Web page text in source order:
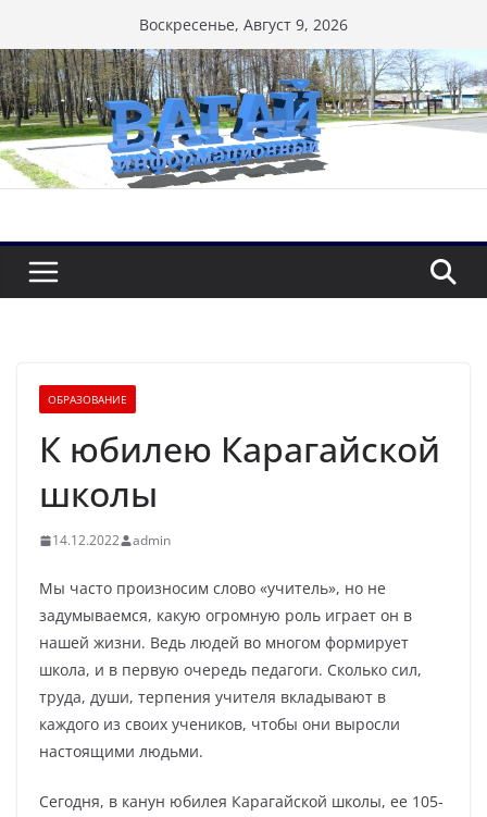
к
содержимому
Воскресенье, Август 9, 2026
ОБРАЗОВАНИЕ
К юбилею Карагайской
школы
14.12.2022 admin
Мы часто произносим слово «учитель», но не
задумываемся, какую огромную роль играет он в
нашей жизни. Ведь людей во многом формирует
школа, и в первую очередь педагоги. Сколько сил,
труда, души, терпения учителя вкладывают в
каждого из своих учеников, чтобы они выросли
настоящими людьми.
Сегодня, в канун юбилея Карагайской школы, ее 105-